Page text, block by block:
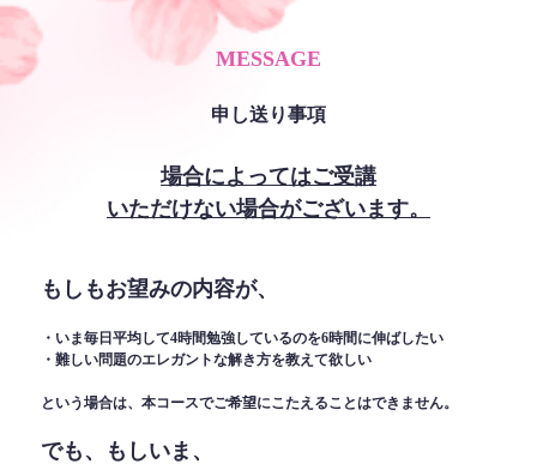
MESSAGE
申し送り事項
場合によってはご受講
いただけない場合がございます。
もしもお望みの内容が、
・いま毎日平均して4時間勉強しているのを6時間に伸ばしたい
・難しい問題のエレガントな解き方を教えて欲しい
という場合は、本コースでご希望にこたえることはできません。
でも、もしいま、